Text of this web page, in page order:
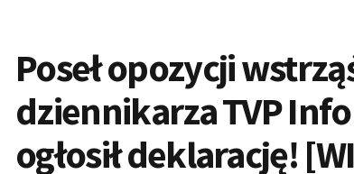
Poseł opozycji
dziennikarza TVP
ogłosił deklarację!